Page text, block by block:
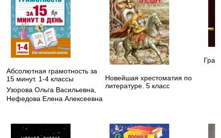
Абсолютная грамотность за
15 минут. 1-4 классы
Узорова Ольга Васильевна,
Нефедова Елена Алексеевна
Новейшая хрестоматия по
литературе. 5 класс